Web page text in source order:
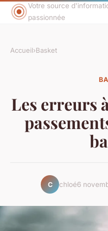
Votre source
passionnée
Accueil›Basket
Les erreurs
C chloé6